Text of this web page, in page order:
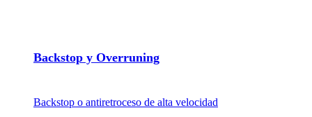
Backstop y Overruning
Backstop o antiretroceso de alta velocidad